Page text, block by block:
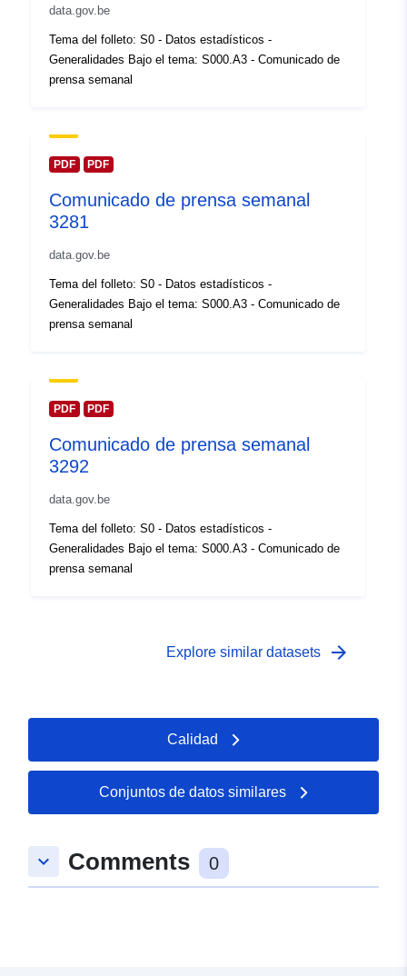
Registro del
Tipo: Polygon
Identificadores:
uriRef:
http://data.europa.eu/88u/dataset/
temporal:
data.gov.be
Tema del folleto: S0 - Datos estadísticos -
Generalidades Bajo el tema: S000.A3 - Comunicado de
prensa semanal
PDF PDF
Comunicado de prensa semanal
3281
data.gov.be
Tema del folleto: S0 - Datos estadísticos -
Generalidades Bajo el tema: S000.A3 - Comunicado de
prensa semanal
PDF PDF
Comunicado de prensa semanal
3292
data.gov.be
Tema del folleto: S0 - Datos estadísticos -
Generalidades Bajo el tema: S000.A3 - Comunicado de
prensa semanal
Explore similar datasets arrow_forward
Calidad
Conjuntos de datos similares
keyboard_arrow_down Comments 0